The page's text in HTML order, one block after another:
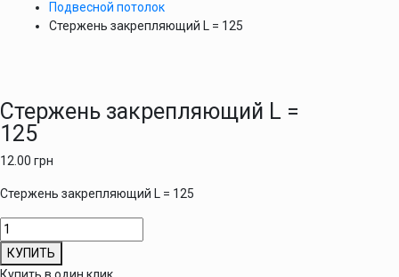
Подвесной потолок
Стержень закрепляющий L = 125
Стержень закрепляющий L =
125
12.00 грн
Стержень закрепляющий L = 125
Количество
товара
Стержень
КУПИТЬ